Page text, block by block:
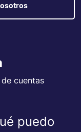
cuentas
puedo